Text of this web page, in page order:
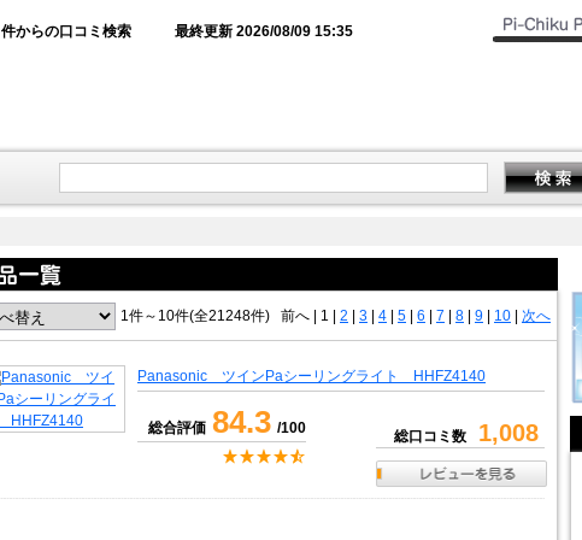
件からの口コミ検索 最終更新 2026/08/09 15:35
1件～10件(全21248件) 前へ 1 | 2 3 4 5 6 7 8 9 10 次へ
Panasonic ツインPaシーリングライト HHFZ4140
総合評価 84.3 /100 総口コミ数 1,008